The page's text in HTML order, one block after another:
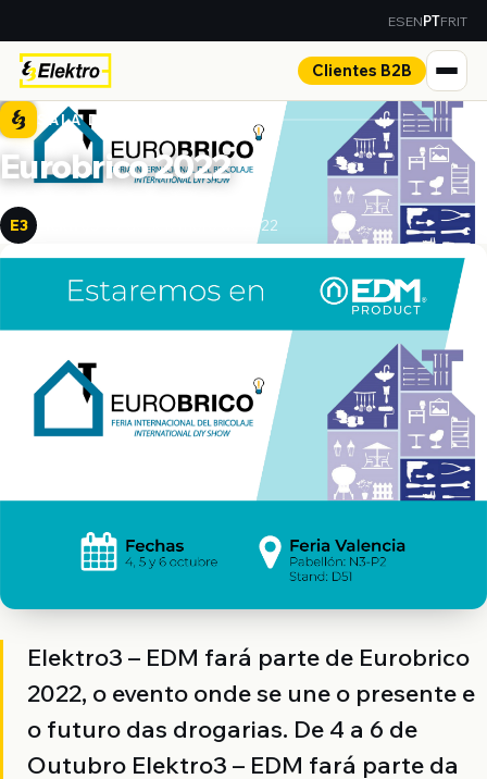
ESENPTFRIT
Clientes B2B
SALA DE IMPRENSA
Eurobrico 2022
E3 29 de setembro de 2022
Elektro3 – EDM fará parte de Eurobrico
2022, o evento onde se une o presente e
o futuro das drogarias. De 4 a 6 de
Outubro Elektro3 – EDM fará parte da